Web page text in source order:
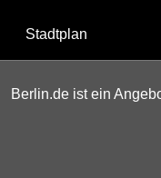
Stadtplan
Berlin.de ist ein